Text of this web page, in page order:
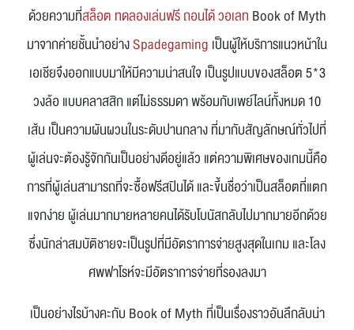
ด้วยความที่สล็อต ทดลองเล่นฟรี ถอนได้ วอเลท Book of Myth
มาจากค่ายชั้นนำอย่างSpadegaming เป็นผู้ให้บริการแนวหน้าใน
เอเชียจึงออกแบบมาให้มีความน่าสนใจ เป็นรูปแบบของสล็อต 5*3
วงล้อ แบบคลาสสิก แต่ไม่ธรรมดา พร้อมกับเพย์ไลน์ทั้งหมด 10
เส้น เป็นความผันผวนในระดับปานกลาง ที่มากับสัญลักษณ์ทั่วไปที่
ผู้เล่นจะต้องรู้จักกันเป็นอย่างดีอยู่แล้ว แต่ความพิเศษของเกมนี้คือ
การที่ผู้เล่นสามารถที่จะซื้อฟรีสปินได้ และขึ้นชื่อว่าเป็นสล็อตที่แตก
แจกง่าย ผู้เล่นมากมายหลายคนได้รับโบนัสกลับไปมากมายอีกด้วย
ซึ่งนักล่าสมบัติชายจะเป็นรูปที่มีอัตราการจ่ายสูงสุดในเกม และโลง
ศพฟาโรห์จะมีอัตราการจ่ายที่รองลงมา
เป็นอย่างไรบ้างคะกับ Book of Myth ที่เป็นเรื่องราวอันลึกลับน่า